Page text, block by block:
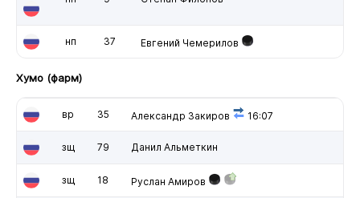
нп 37 Евгений Чемерилов
Хумо (фарм)
вр 35 Александр Закиров 16:07
зщ 79 Данил Альметкин
зщ 18 Руслан Амиров